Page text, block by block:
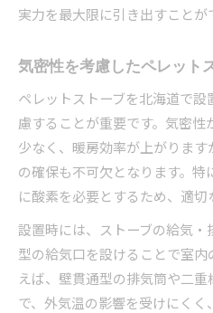
実力を最大限に引き出すことが
気密性を考慮したペレット
ペレットストーブを北海道で
慮することが重要です。気密
少なく、暖房効率が上がりま
の確保も不可欠となります。
に酸素を必要とするため、適切
設置時には、ストーブの給気
型の給気口を設けることで室
えば、壁貫通型の排気筒や二
で、外気温の影響を受けにく